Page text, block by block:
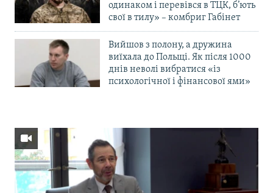
одинаком і перевівся в ТЦК, б’ють
свої в тилу» – комбриг Габінет
Вийшов з полону, а дружина
виїхала до Польщі. Як після 1000
днів неволі вибратися «із
психологічної і фінансової ями»